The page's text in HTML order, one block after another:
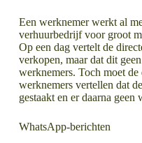
Een werknemer werkt al
verhuurbedrijf voor groot
Op een dag vertelt de
verkopen, maar dat dit
werknemers. Toch moet
werknemers vertellen dat
gestaakt en er daarna
WhatsApp-berichten